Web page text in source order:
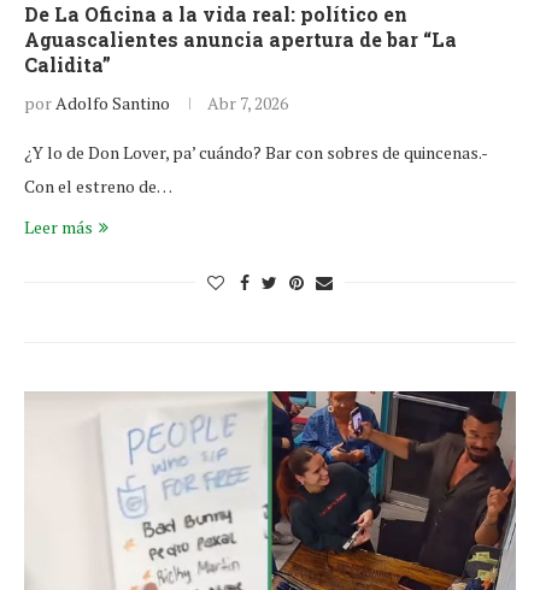
De La Oficina a la vida real: político en
Aguascalientes anuncia apertura de bar “La
Calidita”
porAdolfo Santino Abr 7, 2026
¿Y lo de Don Lover, pa’ cuándo? Bar con sobres de quincenas.-
Con el estreno de…
Leer más